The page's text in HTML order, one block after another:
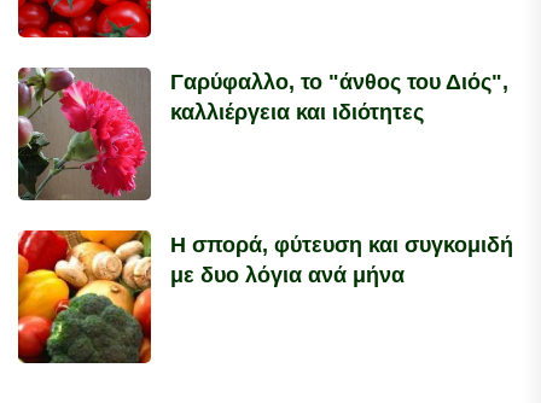
Γαρύφαλλο, το "άνθος του Διός",
καλλιέργεια και ιδιότητες
Η σπορά, φύτευση και συγκομιδή
με δυο λόγια ανά μήνα